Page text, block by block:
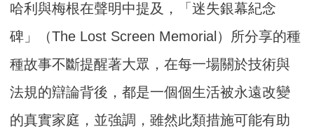
哈利與梅根在聲明中提及，「迷失銀幕紀念
碑」（The Lost Screen Memorial）所分享的種
種故事不斷提醒著大眾，在每一場關於技術與
法規的辯論背後，都是一個個生活被永遠改變
的真實家庭，並強調，雖然此類措施可能有助